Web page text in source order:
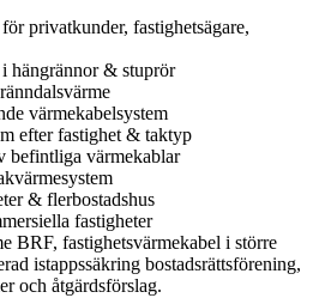
privatkunder, fastighetsägare,
hängrännor & stuprör
värmekabelsystem
efter fastighet & taktyp
befintliga värmekablar
& flerbostadshus
fastigheter
BRF, fastighetsvärmekabel i större
istappssäkring bostadsrättsförening,
och åtgärdsförslag.